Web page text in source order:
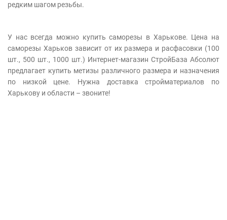
редким шагом резьбы.
У нас всегда можно купить саморезы в Харькове. Цена на
саморезы Харьков зависит от их размера и расфасовки (100
шт., 500 шт., 1000 шт.) Интернет-магазин СтройБаза Абсолют
предлагает купить метизы различного размера и назначения
по низкой цене. Нужна доставка стройматериалов по
Харькову и области – звоните!